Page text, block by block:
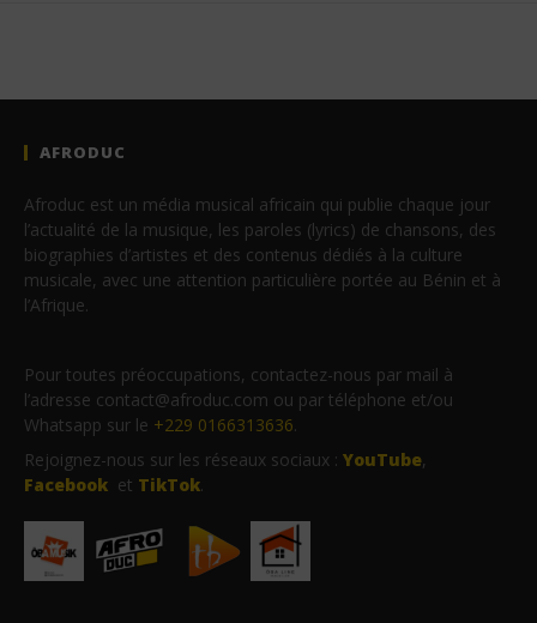
AFRODUC
Afroduc est un média musical africain qui publie chaque jour
l’actualité de la musique, les paroles (lyrics) de chansons, des
biographies d’artistes et des contenus dédiés à la culture
musicale, avec une attention particulière portée au Bénin et à
l’Afrique.
Pour toutes préoccupations, contactez-nous par mail à
l’adresse contact@afroduc.com ou par téléphone et/ou
Whatsapp sur le +229 0166313636.
Rejoignez-nous sur les réseaux sociaux : YouTube,
Facebook et TikTok.